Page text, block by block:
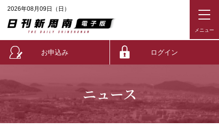
2026年08月09日（日）
お申込み ログイン
ニュース